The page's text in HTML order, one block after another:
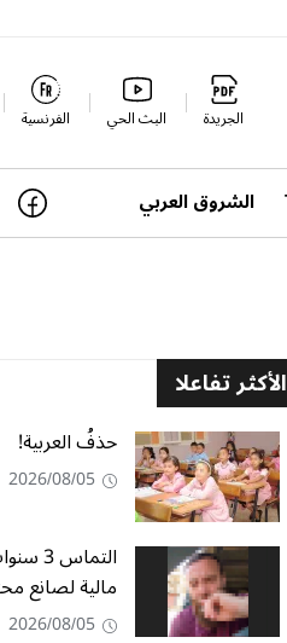
الجريدة البث الحي الفرنسية
الشروق العربي
الأكثر تفاعلا
حذفُ العربية!
2026/08/05
مالية لصانع
2026/08/05